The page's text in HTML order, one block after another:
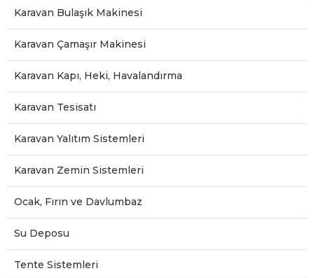
Karavan Bulaşık Makinesi
Karavan Çamaşır Makinesi
Karavan Kapı, Heki, Havalandırma
Karavan Tesisatı
Karavan Yalıtım Sistemleri
Karavan Zemin Sistemleri
Ocak, Fırın ve Davlumbaz
Su Deposu
Tente Sistemleri